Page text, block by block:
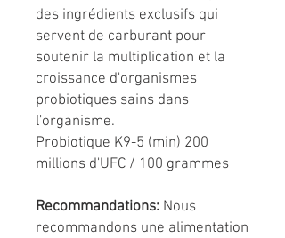
des ingrédients exclusifs qui
servent de carburant pour
soutenir la multiplication et la
croissance d'organismes
probiotiques sains dans
l'organisme.
Probiotique K9-5 (min) 200
millions d'UFC / 100 grammes
Recommandations: Nous
recommandons une alimentation